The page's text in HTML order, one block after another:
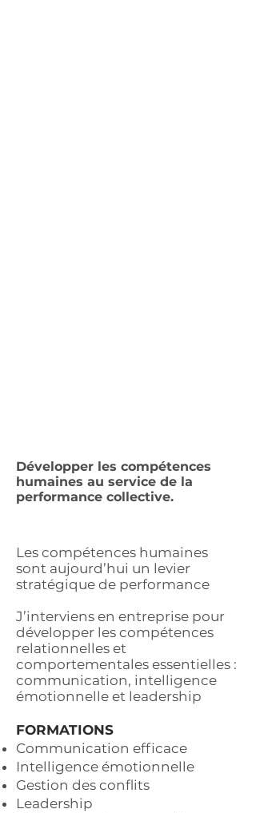
Développer les compétences
humaines au service de la
performance collective.
Les compétences humaines
sont aujourd’hui un levier
stratégique de performance
J’interviens en entreprise pour
développer les compétences
relationnelles et
comportementales essentielles :
communication, intelligence
émotionnelle et leadership
FORMATIONS
Communication efficace
Intelligence émotionnelle
Gestion des conflits
Leadership